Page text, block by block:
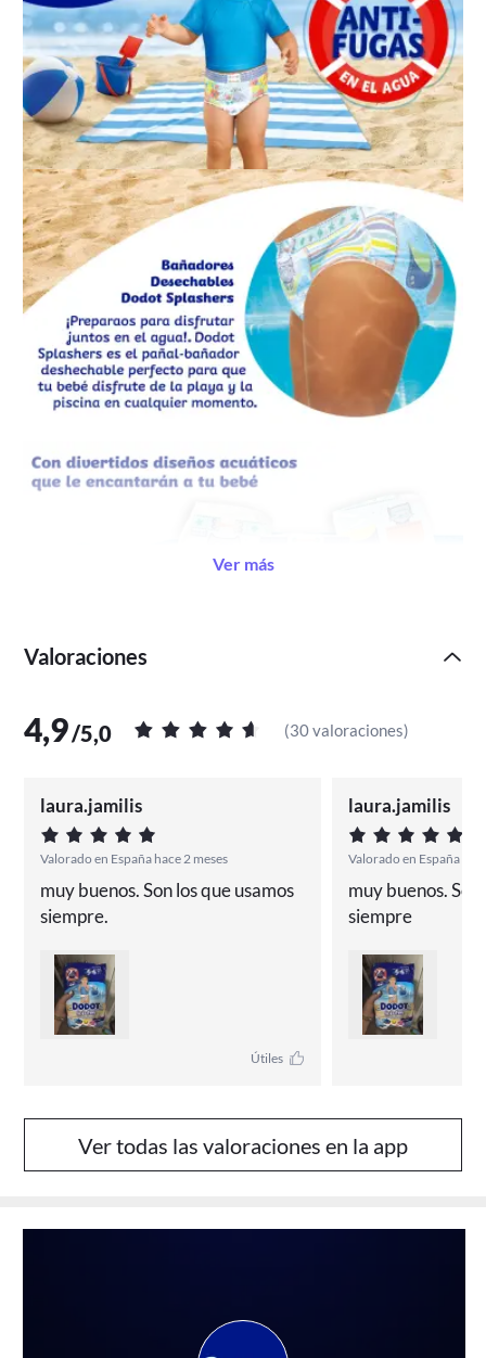
Ofrecemos disculpas, ya que durante el festivo
algunos de los pedidos, gracias por la
compresión
Ver más
Valoraciones
4,9/5,0 (30 valoraciones)
laura.jamilis
Valorado en España hace 2 meses
muy buenos. Son los que usamos
siempre.
Útiles
laura.jamilis
Valorado en España
muy buenos.
siempre
Ver todas las valoraciones en la app